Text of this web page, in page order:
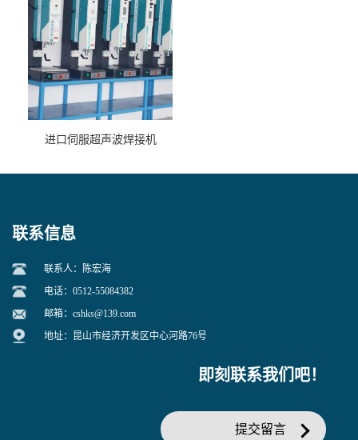
进口伺服超声波焊接机
联系信息
联系人：陈宏海
电话：0512-55084382
邮箱： cshks@139.com
地址：昆山市经济开发区中心河路76号
即刻联系我们吧！
提交留言